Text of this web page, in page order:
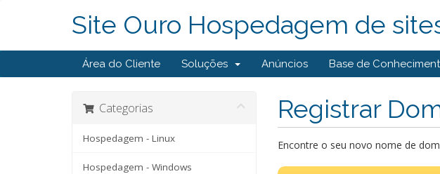
Site Ouro Hospedagem de
Área do Cliente Soluções Anúncios Base de
Categorias
Hospedagem - Linux
Hospedagem - Windows
Registrar
Encontre o seu novo nome de